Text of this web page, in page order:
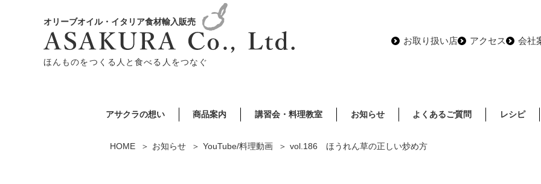
オリーブオイル・イタリア食材輸入販売
お取り扱い店 アクセス 会社
ほんものをつくる人と食べる人をつなぐ
アサクラの想い 商品案内 講習会・料理教室 お知らせ よくあるご質問 レシピ
HOME お知らせ YouTube/料理動画 vol.186 ほうれん草の正しい炒め方